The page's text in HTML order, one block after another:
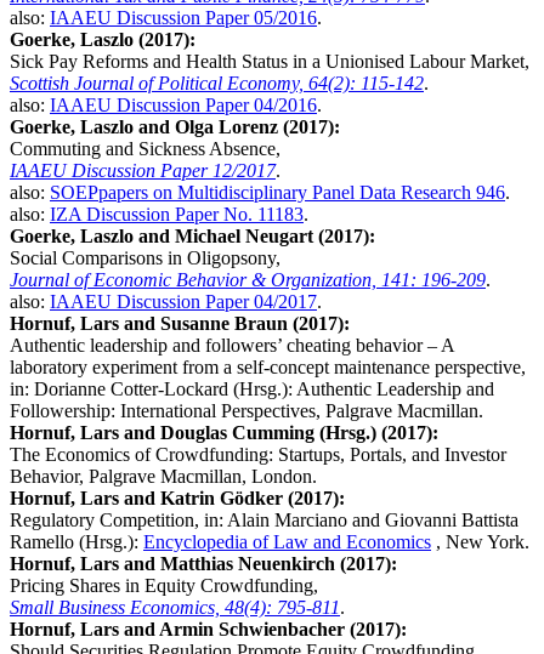
also: IAAEU Discussion Paper 05/2016.
Goerke, Laszlo (2017):
Sick Pay Reforms and Health Status in a Unionised Labour Market,
Scottish Journal of Political Economy, 64(2): 115-142.
also: IAAEU Discussion Paper 04/2016.
Goerke, Laszlo and Olga Lorenz (2017):
Commuting and Sickness Absence,
IAAEU Discussion Paper 12/2017.
also: SOEPpapers on Multidisciplinary Panel Data Research 946.
also: IZA Discussion Paper No. 11183.
Goerke, Laszlo and Michael Neugart (2017):
Social Comparisons in Oligopsony,
Journal of Economic Behavior & Organization, 141: 196-209.
also: IAAEU Discussion Paper 04/2017.
Hornuf, Lars and Susanne Braun (2017):
Authentic leadership and followers’ cheating behavior – A
laboratory experiment from a self-concept maintenance perspective,
in: Dorianne Cotter-Lockard (Hrsg.): Authentic Leadership and
Followership: International Perspectives, Palgrave Macmillan.
Hornuf, Lars and Douglas Cumming (Hrsg.) (2017):
The Economics of Crowdfunding: Startups, Portals, and Investor
Behavior, Palgrave Macmillan, London.
Hornuf, Lars and Katrin Gödker (2017):
Regulatory Competition, in: Alain Marciano and Giovanni Battista
Ramello (Hrsg.): Encyclopedia of Law and Economics , New York.
Hornuf, Lars and Matthias Neuenkirch (2017):
Pricing Shares in Equity Crowdfunding,
Small Business Economics, 48(4): 795-811.
Hornuf, Lars and Armin Schwienbacher (2017):